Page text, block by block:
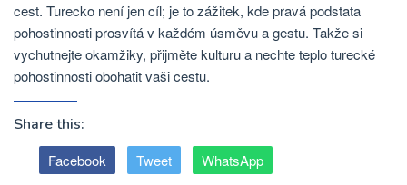
cest. Turecko není jen cíl; je to zážitek, kde pravá podstata
pohostinnosti prosvítá v každém úsměvu a gestu. Takže si
vychutnejte okamžiky, přijměte kulturu a nechte teplo turecké
pohostinnosti obohatit vaši cestu.
Share this:
Facebook Tweet WhatsApp